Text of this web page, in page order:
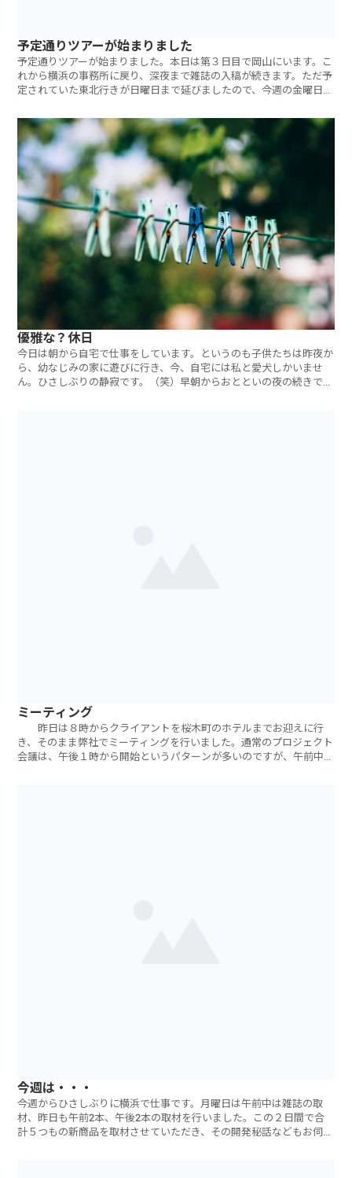
予定通りツアーが始まりました
予定通りツアーが始まりました。本日は第３日目で岡山にいます。こ
れから横浜の事務所に戻り、深夜まで雑誌の入稿が続きます。ただ予
定されていた東北行きが日曜日まで延びましたので、今週の金曜日の
優雅な？休日
今日は朝から自宅で仕事をしています。というのも子供たちは昨夜か
ら、幼なじみの家に遊びに行き、今、自宅には私と愛犬しかいませ
ん。ひさしぶりの静寂です。（笑）早朝からおとといの夜の続きでジ
ミーティング
昨日は８時からクライアントを桜木町のホテルまでお迎えに行
き、そのまま弊社でミーティングを行いました。通常のプロジェクト
会議は、午後１時から開始というパターンが多いのですが、午前中の
今週は・・・
今週からひさしぶりに横浜で仕事です。月曜日は午前中は雑誌の取
材、昨日も午前2本、午後2本の取材を行いました。この２日間で合
計５つもの新商品を取材させていただき、その開発秘話などもお伺い